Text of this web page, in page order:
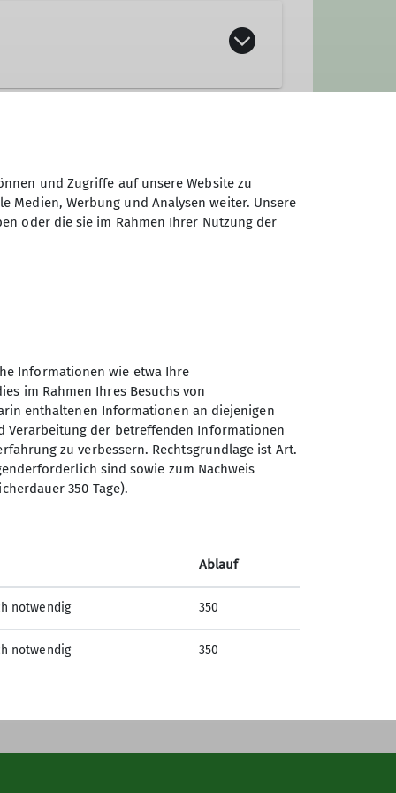
Sektion Oberer Neckar des
Deutschen Alpenvereins e.V.
Telefon +4974129026611
und Zugriffe auf unsere Website zu
Medien, Werbung und Analysen weiter. Unsere
oder die sie im Rahmen Ihrer Nutzung der
Informationen wie etwa Ihre
im Rahmen Ihres Besuchs von
enthaltenen Informationen an diejenigen
Verarbeitung der betreffenden Informationen
zu verbessern. Rechtsgrundlage ist Art.
sind sowie zum Nachweis
350 Tage).
Ablauf
notwendig 350
notwendig 350